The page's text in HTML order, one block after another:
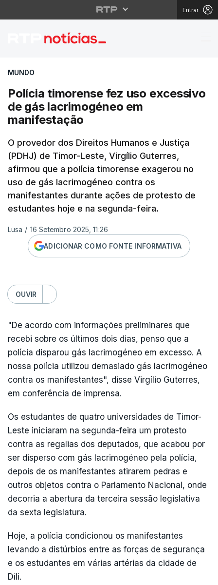
Entrar
Polícia timorense fez
MUNDO
Polícia timorense fez uso excessivo
de gás lacrimogéneo em
manifestação
O provedor dos Direitos Humanos e Justiça
(PDHJ) de Timor-Leste, Virgílio Guterres,
afirmou que a polícia timorense exagerou no
uso de gás lacrimogéneo contra os
manifestantes durante ações de protesto de
estudantes hoje e na segunda-feira.
Lusa / 16 Setembro 2025, 11:26
ADICIONAR COMO FONTE INFORMATIVA
OUVIR
"De acordo com informações preliminares que
recebi sobre os últimos dois dias, penso que a
polícia disparou gás lacrimogéneo em excesso. A
nossa polícia utilizou demasiado gás lacrimogéneo
contra os manifestantes", disse Virgílio Guterres,
em conferência de imprensa.
Os estudantes de quatro universidades de Timor-
Leste iniciaram na segunda-feira um protesto
contra as regalias dos deputados, que acabou por
ser disperso com gás lacrimogéneo pela polícia,
depois de os manifestantes atirarem pedras e
outros objetos contra o Parlamento Nacional, onde
decorria a abertura da terceira sessão legislativa
da sexta legislatura.
Hoje, a polícia condicionou os manifestantes
levando a distúrbios entre as forças de segurança
e os estudantes em várias artérias da cidade de
Díli.